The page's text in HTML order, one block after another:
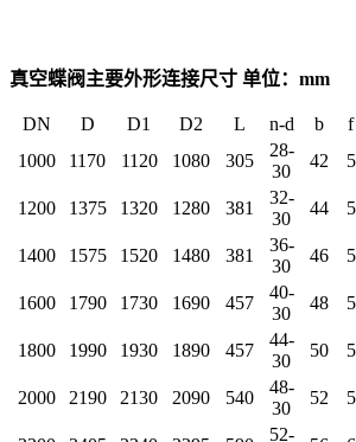
真空蝶阀主要外形连接尺寸 单位：mm
DN D D1 D2 L n-d b f
1000
1170 1120 1080 305
28-
30
42 5
1200 1375 1320 1280 381
32-
30
44 5
1400 1575 1520 1480 381
36-
30
46 5
1600 1790 1730 1690 457
40-
30
48 5
1800 1990 1930 1890 457
44-
30
50 5
2000 2190 2130 2090 540
48-
30
52 5
52-